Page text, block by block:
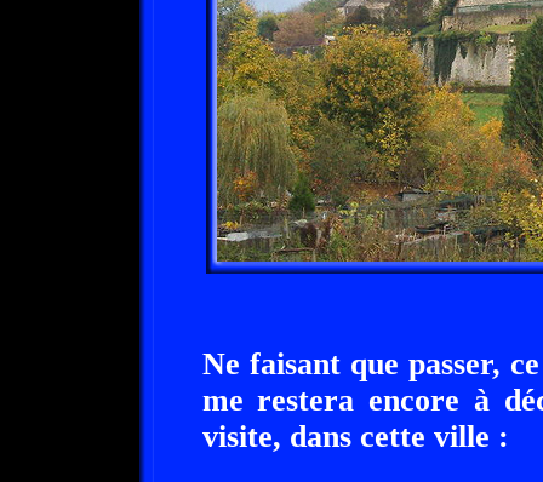
Ne faisant que passer,
me restera encore à
visite, dans cette ville :